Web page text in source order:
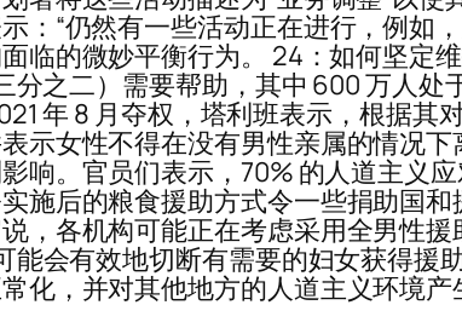
：“仍然有一些活动正在进行，例如
临的微妙平衡行为。 24：如何坚定
分之二）需要帮助，其中 600 万人
年 8 月夺权，塔利班表示，根据
示女性不得在没有男性亲属的情况
响。官员们表示，70% 的人道主义
施后的粮食援助方式令一些捐助国
，各机构可能正在考虑采用全男性
能会有效地切断有需要的妇女获得
化，并对其他地方的人道主义环境产